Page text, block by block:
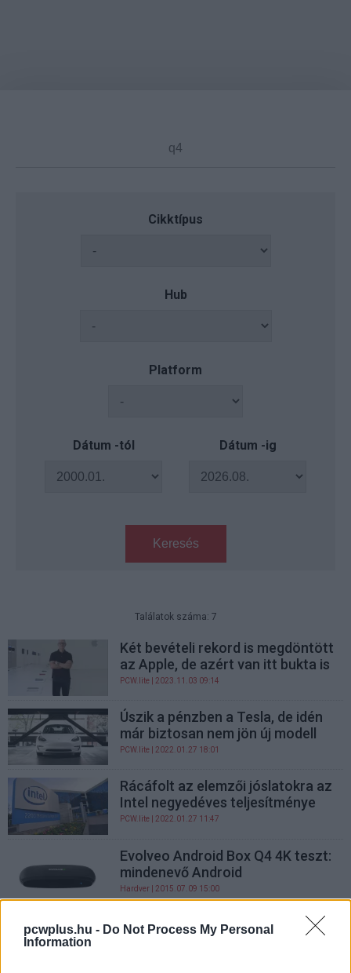
pcwplus.hu - Do Not Process My Personal
Information
Cikktípus
Hub
Platform
Dátum -tól Dátum -ig
Keresés
Találatok száma: 7
Két bevételi rekord is megdöntött
az Apple, de azért van itt bukta is
PCW.lite | 2023.11.03 09:14
Úszik a pénzben a Tesla, de idén
már biztosan nem jön új modell
PCW.lite | 2022.01.27 18:01
Rácáfolt az elemzői jóslatokra az
Intel negyedéves teljesítménye
PCW.lite | 2022.01.27 11:47
Evolveo Android Box Q4 4K teszt:
mindenevő Android
Hardver | 2015.07.09 15:00
Erős negyedévet zárt a Google